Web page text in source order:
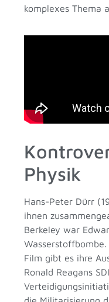
komplexes Thema
Physik
Hans-Peter Dürr
ihnen
Berkeley war
Film gibt es ihre
Ronald Reagans